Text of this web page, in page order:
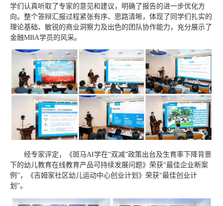
学们认真听取了专家的意见和建议，明确了报告的进一步优化方
向。整个答辩汇报过程紧张有序、思路清晰，体现了同学们扎实的
理论基础、敏锐的商业洞察力及出色的团队协作能力，充分展示了
金融MBA学员的风采。
经专家评定，《斑马AI学在“双减”政策出台及生育率下降背景
下的幼儿教育在线教育产品可持续发展问题》荣获“最佳企业断案
例”，《吉姆家社区幼儿运动中心创业计划》荣获“最佳创业计
划”。